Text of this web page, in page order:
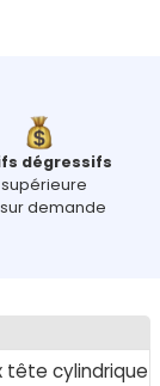
dégressifs
demande
cylindrique